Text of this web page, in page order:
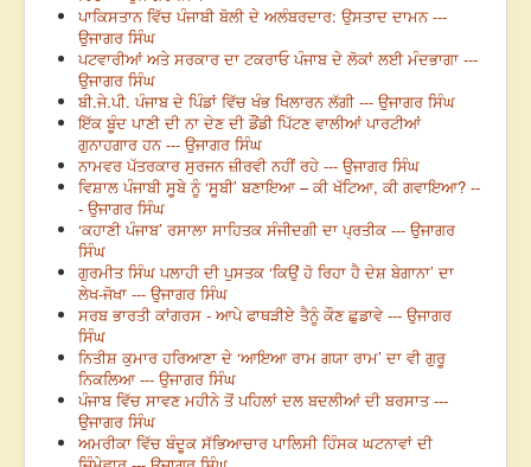
ਪਾਕਿਸਤਾਨ ਵਿੱਚ ਪੰਜਾਬੀ ਬੋਲੀ ਦੇ ਅਲੰਬਰਦਾਰ: ਉਸਤਾਦ ਦਾਮਨ ---
ਉਜਾਗਰ ਸਿੰਘ
ਪਟਵਾਰੀਆਂ ਅਤੇ ਸਰਕਾਰ ਦਾ ਟਕਰਾਓ ਪੰਜਾਬ ਦੇ ਲੋਕਾਂ ਲਈ ਮੰਦਭਾਗਾ ---
ਉਜਾਗਰ ਸਿੰਘ
ਬੀ.ਜੇ.ਪੀ. ਪੰਜਾਬ ਦੇ ਪਿੰਡਾਂ ਵਿੱਚ ਖੰਭ ਖਿਲਾਰਨ ਲੱਗੀ --- ਉਜਾਗਰ ਸਿੰਘ
ਇੱਕ ਬੂੰਦ ਪਾਣੀ ਦੀ ਨਾ ਦੇਣ ਦੀ ਡੌਂਡੀ ਪਿੱਟਣ ਵਾਲੀਆਂ ਪਾਰਟੀਆਂ
ਗੁਨਾਹਗਾਰ ਹਨ --- ਉਜਾਗਰ ਸਿੰਘ
ਨਾਮਵਰ ਪੱਤਰਕਾਰ ਸੁਰਜਨ ਜ਼ੀਰਵੀ ਨਹੀਂ ਰਹੇ --- ਉਜਾਗਰ ਸਿੰਘ
ਵਿਸ਼ਾਲ ਪੰਜਾਬੀ ਸੂਬੇ ਨੂੰ ‘ਸੂਬੀ’ ਬਣਾਇਆ – ਕੀ ਖੱਟਿਆ, ਕੀ ਗਵਾਇਆ? --
- ਉਜਾਗਰ ਸਿੰਘ
‘ਕਹਾਣੀ ਪੰਜਾਬ’ ਰਸਾਲਾ ਸਾਹਿਤਕ ਸੰਜੀਦਗੀ ਦਾ ਪ੍ਰਤੀਕ --- ਉਜਾਗਰ
ਸਿੰਘ
ਗੁਰਮੀਤ ਸਿੰਘ ਪਲਾਹੀ ਦੀ ਪੁਸਤਕ ‘ਕਿਉਂ ਹੋ ਰਿਹਾ ਹੈ ਦੇਸ਼ ਬੇਗਾਨਾ’ ਦਾ
ਲੇਖ-ਜੋਖਾ --- ਉਜਾਗਰ ਸਿੰਘ
ਸਰਬ ਭਾਰਤੀ ਕਾਂਗਰਸ - ਆਪੇ ਫਾਥੜੀਏ ਤੈਨੂੰ ਕੌਣ ਛੁਡਾਵੇ --- ਉਜਾਗਰ
ਸਿੰਘ
ਨਿਤੀਸ਼ ਕੁਮਾਰ ਹਰਿਆਣਾ ਦੇ ‘ਆਇਆ ਰਾਮ ਗਯਾ ਰਾਮ’ ਦਾ ਵੀ ਗੁਰੂ
ਨਿਕਲਿਆ --- ਉਜਾਗਰ ਸਿੰਘ
ਪੰਜਾਬ ਵਿੱਚ ਸਾਵਣ ਮਹੀਨੇ ਤੋਂ ਪਹਿਲਾਂ ਦਲ ਬਦਲੀਆਂ ਦੀ ਬਰਸਾਤ ---
ਉਜਾਗਰ ਸਿੰਘ
ਅਮਰੀਕਾ ਵਿੱਚ ਬੰਦੂਕ ਸੱਭਿਆਚਾਰ ਪਾਲਿਸੀ ਹਿੰਸਕ ਘਟਨਾਵਾਂ ਦੀ